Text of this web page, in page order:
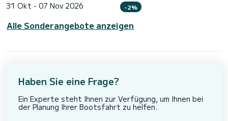
31 Okt - 07 Nov 2026 -2%
Alle Sonderangebote anzeigen
Haben Sie eine Frage?
Ein Experte steht Ihnen zur Verfügung, um Ihnen bei
der Planung Ihrer Bootsfahrt zu helfen.